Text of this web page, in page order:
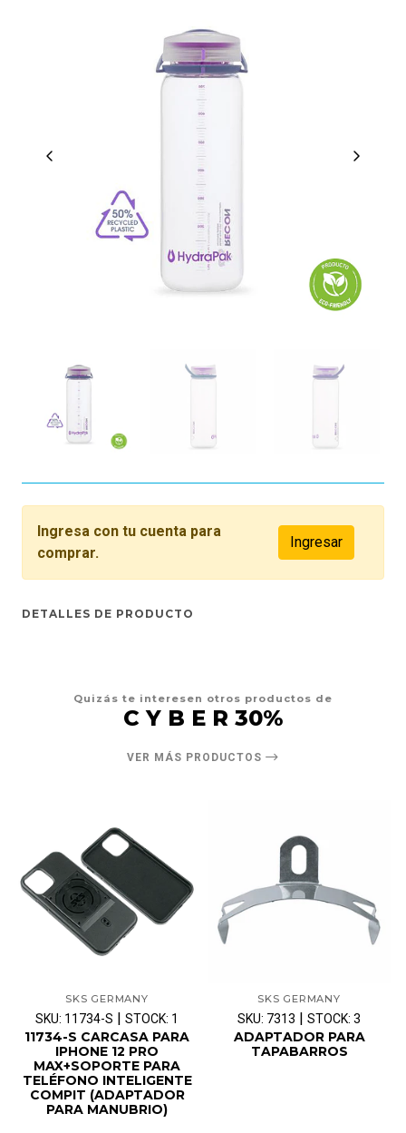
Ingresa con tu cuenta para
comprar.
Ingresar
DETALLES DE PRODUCTO
Quizás te interesen otros productos de
C Y B E R 30%
VER MÁS PRODUCTOS
SKS GERMANY
SKU: 11734-S STOCK: 1
11734-S CARCASA PARA
IPHONE 12 PRO
MAX+SOPORTE PARA
TELÉFONO INTELIGENTE
COMPIT (ADAPTADOR
PARA MANUBRIO)
SKS GERMANY
SKU: 7313 STOCK: 3
ADAPTADOR PARA
TAPABARROS